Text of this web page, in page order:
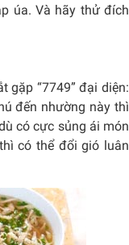
úa. Và hãy thử đích
gặp “7749” đại diện:
đến nhường này thì
có cực sủng ái món
có thể đổi gió luân